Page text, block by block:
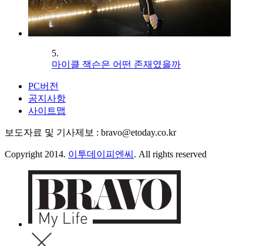
5.
마이클 잭슨은 어떤 존재였을까
PC버전
공지사항
사이트맵
보도자료 및 기사제보 : bravo@etoday.co.kr
Copyright 2014. 이투데이피엔씨 . All rights reserved